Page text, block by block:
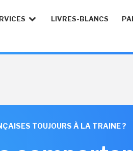
LIVRES-BLANCS
TOUJOURS À LA TRAINE ?